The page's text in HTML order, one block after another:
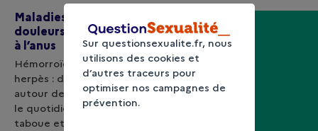
Maladies de la sphère anale :
douleurs ou démangeaisons
à l’anus
Hémorroïdes, fissures anales ou
herpès : de nombreuses maladies
autour de l’anus peuvent gêner
le quotidien. L’anus est une zone
taboue et trop de personnes
Sur questionsexualite.fr, nous
utilisons des cookies et
d’autres traceurs pour
optimiser nos campagnes de
prévention.